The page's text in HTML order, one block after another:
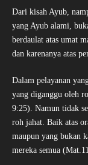
Dari kisah Ayub,
yang Ayub alami,
berdaulat atas umat
dan karenanya atas
Dalam pelayanan
yang diganggu oleh
9:25). Namun tidak
roh jahat. Baik atas
maupun yang bukan
mereka semua